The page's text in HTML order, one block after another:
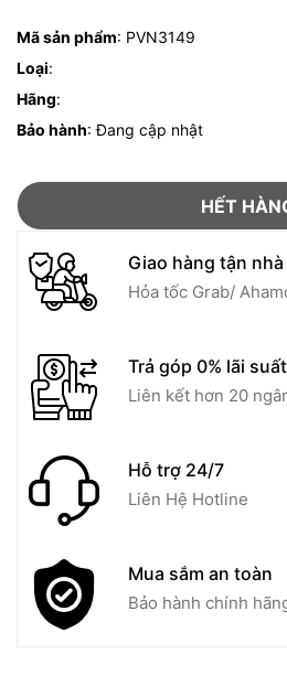
Mã sản phẩm: PVN3149
Loại:
Hãng:
Bảo hành: Đang cập nhật
HẾT
Giao hàng tận
Hỏa tốc Grab/
Trả góp 0% lãi suất
Liên kết hơn 20
Hỗ trợ 24/7
Liên Hệ Hotline
Mua sắm an toàn
Bảo hành chính